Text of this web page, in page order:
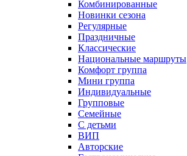
Комбинированные
Новинки сезона
Регулярные
Праздничные
Классические
Национальные маршруты
Комфорт группа
Мини группа
Индивидуальные
Групповые
Семейные
С детьми
ВИП
Авторские